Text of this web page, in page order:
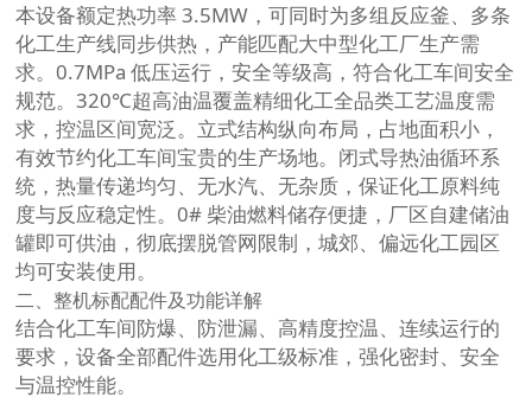
本设备额定热功率 3.5MW，可同时为多组反应釜、多条
化工生产线同步供热，产能匹配大中型化工厂生产需
求。0.7MPa 低压运行，安全等级高，符合化工车间安全
规范。320℃超高油温覆盖精细化工全品类工艺温度需
求，控温区间宽泛。立式结构纵向布局，占地面积小，
有效节约化工车间宝贵的生产场地。闭式导热油循环系
统，热量传递均匀、无水汽、无杂质，保证化工原料纯
度与反应稳定性。0# 柴油燃料储存便捷，厂区自建储油
罐即可供油，彻底摆脱管网限制，城郊、偏远化工园区
均可安装使用。
二、整机标配配件及功能详解
结合化工车间防爆、防泄漏、高精度控温、连续运行的
要求，设备全部配件选用化工级标准，强化密封、安全
与温控性能。